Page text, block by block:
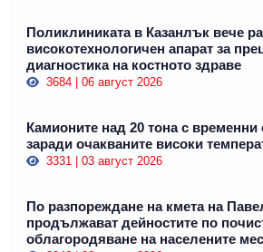
Поликлиниката в Казанлък вече
високотехнологичен апарат за
диагностика на костното здраве
3684 | 06 август 2026
Камионите над 20 тона с временни
заради очакваните високи
3331 | 03 август 2026
По разпореждане на кмета на
продължават дейностите по
облагородяване на населените